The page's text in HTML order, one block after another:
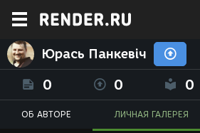
Юрась Панкевіч
0 0 0
ОБ АВТОРЕ ЛИЧНАЯ ГАЛЕРЕЯ